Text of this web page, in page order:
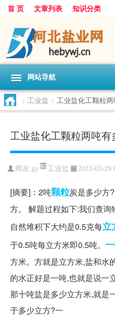
首 页 文章列表 知识分类
网站导航
> 工业盐 > 工业盐化工颗粒
工业盐化工颗粒两吨有
网友:gy 工业盐 2023-03-29
[摘要]：2吨颗粒炭是多少方
方。 解题过程如下:我们查
自然堆积下大约是0.5克每立
于0.5吨每立方米即0.5吨。
方米。方就是立方米,盐和水
的水正好是一吨,也就是说一
那十吨盐是多少立方米,就是
于多少立方?一